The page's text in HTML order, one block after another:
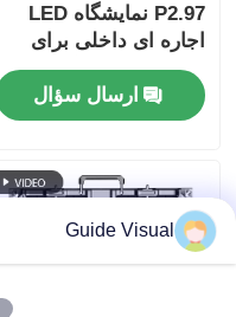
P2.97 نمایشگاه LED
اجاره ای داخلی برای
کنفرانس نمایشگاه،
7680 هرتز بدون صفحه
سیاه CE
ارسال سؤال
Guide Visual